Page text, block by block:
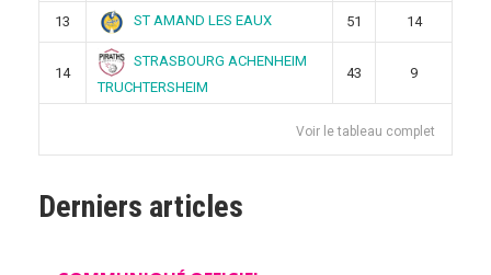
13 ST AMAND LES EAUX 51 14
14
STRASBOURG ACHENHEIM
TRUCHTERSHEIM
43 9
Voir le tableau complet
Derniers articles